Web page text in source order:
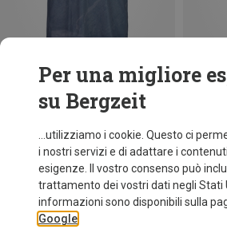
Risparmi 43%
Per una migliore
su Bergzeit
...utilizziamo i cookie. Questo ci
i nostri servizi e di adattare i
esigenze. Il vostro consenso può
trattamento dei vostri dati negli Stati
informazioni sono disponibili sulla
Google